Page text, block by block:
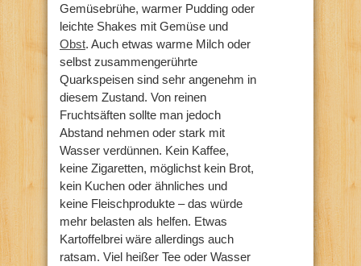
Gemüsebrühe, warmer Pudding oder
leichte Shakes mit Gemüse und
Obst. Auch etwas warme Milch oder
selbst zusammengerührte
Quarkspeisen sind sehr angenehm in
diesem Zustand. Von reinen
Fruchtsäften sollte man jedoch
Abstand nehmen oder stark mit
Wasser verdünnen. Kein Kaffee,
keine Zigaretten, möglichst kein Brot,
kein Kuchen oder ähnliches und
keine Fleischprodukte – das würde
mehr belasten als helfen. Etwas
Kartoffelbrei wäre allerdings auch
ratsam. Viel heißer Tee oder Wasser